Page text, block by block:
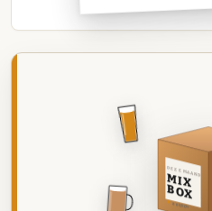
DEZE MAAND
MIX
BOX
8 BIEREN